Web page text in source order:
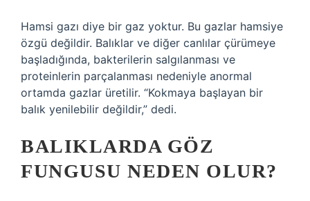
Hamsi gazı diye bir gaz yoktur. Bu gazlar hamsiye
özgü değildir. Balıklar ve diğer canlılar çürümeye
başladığında, bakterilerin salgılanması ve
proteinlerin parçalanması nedeniyle anormal
ortamda gazlar üretilir. “Kokmaya başlayan bir
balık yenilebilir değildir,” dedi.
BALIKLARDA GÖZ
FUNGUSU NEDEN OLUR?